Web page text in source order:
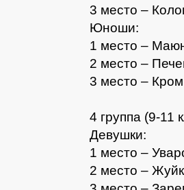
3 место –
Юноши:
1 место –
2 место –
3 место –
4 группа (9-11
Девушки:
1 место –
2 место –